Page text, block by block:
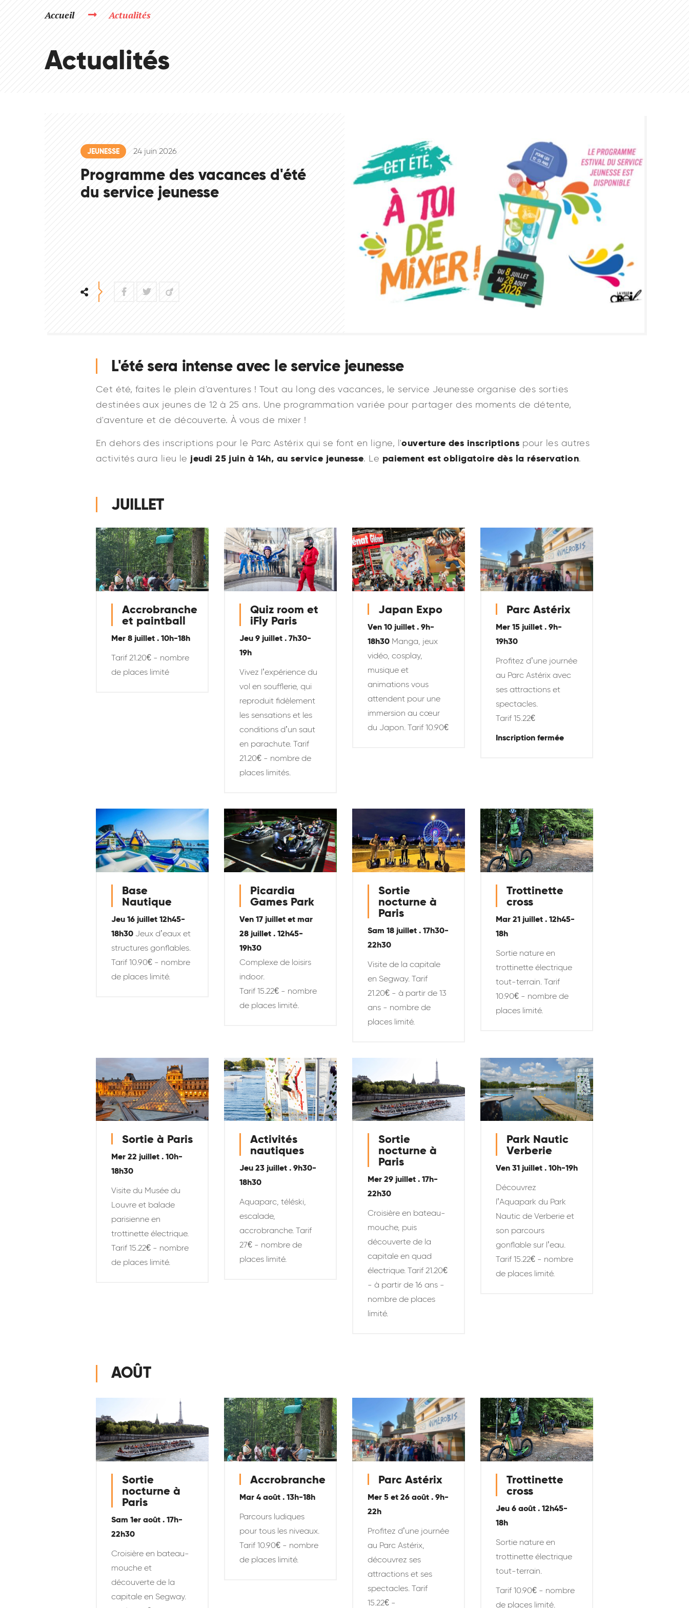
Accueil Actualités
Actualités
JEUNESSE 24 juin 2026
Programme des vacances d'été
du service jeunesse
FacebookTwitterViadeo
L'été sera intense avec le service jeunesse
Cet été, faites le plein d'aventures ! Tout au long des vacances, le service Jeunesse organise des sorties
destinées aux jeunes de 12 à 25 ans. Une programmation variée pour partager des moments de détente,
d'aventure et de découverte. À vous de mixer !
En dehors des inscriptions pour le Parc Astérix qui se font en ligne, l'ouverture des inscriptions pour les autres
activités aura lieu le jeudi 25 juin à 14h, au service jeunesse. Le paiement est obligatoire dès la réservation.
JUILLET
Accrobranche
et paintball
Mer 8 juillet. 10h-18h
Tarif 21.20€ - nombre
de places limité
Quiz room et
iFly Paris
Jeu 9 juillet . 7h30-
19h
Vivez l’expérience du
vol en soufflerie, qui
reproduit fidèlement
les sensations et les
conditions d’un saut
en parachute. Tarif
21.20€ - nombre de
places limités.
Japan Expo
Ven 10 juillet . 9h-
18h30 Manga, jeux
vidéo, cosplay,
musique et
animations vous
attendent pour une
immersion au cœur
du Japon. Tarif 10.90€
Parc Astérix
Mer 15 juillet . 9h-
19h30
Profitez d’une journée
au Parc Astérix avec
ses attractions et
spectacles.
Tarif 15.22€
Inscription fermée
Base
Nautique
Jeu 16 juillet 12h45-
18h30 Jeux d’eaux et
structures gonflables.
Tarif 10.90€ - nombre
de places limité.
Picardia
Games Park
Ven 17 juillet et mar
28 juillet . 12h45-
19h30
Complexe de loisirs
indoor.
Tarif 15.22€ - nombre
de places limité
Sortie
nocturne à
Paris
Sam 18 juillet . 17h30-
22h30
Visite de la capitale
en Segway. Tarif
21.20€ - à partir de 13
ans - nombre de
places limité.
Trottinette
cross
Mar 21 juillet . 12h45-
18h
Sortie nature en
trottinette électrique
tout-terrain. Tarif
10.90€ - nombre de
places limité.
Sortie à Paris
Mer 22 juillet . 10h-
18h30
Visite du Musée du
Louvre et balade
parisienne en
trottinette électrique.
Tarif 15.22€ - nombre
de places limité.
Activités
nautiques
Jeu 23 juillet . 9h30-
18h30
Aquaparc, téléski,
escalade,
accrobranche. Tarif
27€ - nombre de
places limité.
Sortie
nocturne à
Paris
Mer 29 juillet . 17h-
22h30
Croisière en bateau-
mouche, puis
découverte de la
capitale en quad
électrique. Tarif 21.20€
- à partir de 16 ans -
nombre de places
limité.
Park Nautic
Verberie
Ven 31 juillet . 10h-19h
Découvrez
l’Aquapark du Park
Nautic de Verberie et
son parcours
gonflable sur l’eau.
Tarif 15.22€ - nombre
de places limité.
AOÛT
Sortie
nocturne à
Paris
Sam 1er août . 17h-
22h30
Croisière en bateau-
mouche et
découverte de la
capitale en Segway.
Accrobranche
Mar 4 août . 13h-18h
Parcours ludiques
pour tous les niveaux.
Tarif 10.90€ - nombre
de places limité.
Parc Astérix
Mer 5 et 26 août . 9h-
22h
Profitez d’une journée
au Parc Astérix,
découvrez ses
attractions et ses
spectacles. Tarif
15.22€ -
Trottinette
cross
Jeu 6 août . 12h45-
18h
Sortie nature en
trottinette électrique
tout-terrain.
Tarif 10.90€ - nombre
de places limité.